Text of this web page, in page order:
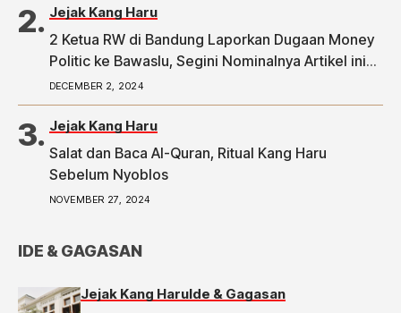
Jejak Kang Haru
2 Ketua RW di Bandung Laporkan Dugaan Money
Politic ke Bawaslu, Segini Nominalnya Artikel ini
telah tayang di Tribunpriangan.com dengan judul
2 Ketua RW di Bandung Laporkan Dugaan Money
Politic ke Bawaslu, Segini Nominalnya,
https://priangan.tribunnews.com/2024/11/30/2-
ketua-rw-di-bandung-laporkan-dugaan-money-
DECEMBER 2, 2024
Jejak Kang Haru
Salat dan Baca Al-Quran, Ritual Kang Haru
Sebelum Nyoblos
NOVEMBER 27, 2024
IDE & GAGASAN
Jejak Kang HaruIde & Gagasan